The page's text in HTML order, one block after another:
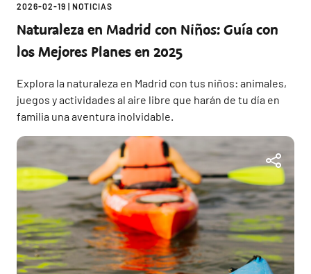
2026-02-19 | NOTICIAS
Naturaleza en Madrid con Niños: Guía con
los Mejores Planes en 2025
Explora la naturaleza en Madrid con tus niños: animales,
juegos y actividades al aire libre que harán de tu día en
familia una aventura inolvidable.